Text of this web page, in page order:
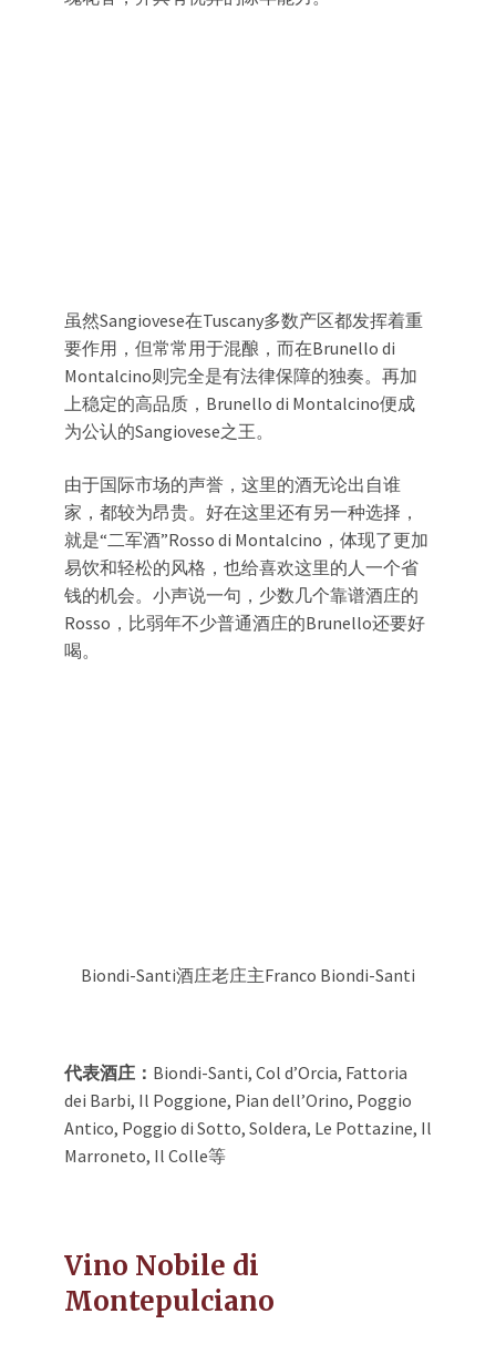
虽然Sangiovese在Tuscany多数产区都发挥着重
要作用，但常常用于混酿，而在Brunello di
Montalcino则完全是有法律保障的独奏。再加
上稳定的高品质，Brunello di Montalcino便成
为公认的Sangiovese之王。
由于国际市场的声誉，这里的酒无论出自谁
家，都较为昂贵。好在这里还有另一种选择，
就是“二军酒”Rosso di Montalcino，体现了更加
易饮和轻松的风格，也给喜欢这里的人一个省
钱的机会。小声说一句，少数几个靠谱酒庄的
Rosso，比弱年不少普通酒庄的Brunello还要好
喝。
Biondi-Santi酒庄老庄主Franco Biondi-Santi
代表酒庄： Biondi-Santi, Col d’Orcia, Fattoria
dei Barbi, Il Poggione, Pian dell’Orino, Poggio
Antico, Poggio di Sotto, Soldera, Le Pottazine, Il
Marroneto, Il Colle等
Vino Nobile di
Montepulciano